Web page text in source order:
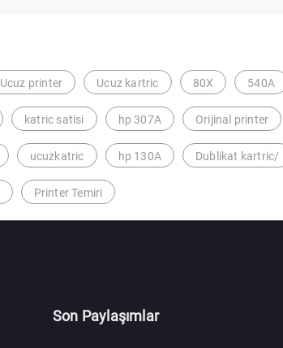
Ucuz printer Ucuz kartric 80X 540A
katric satisi hp 307A Orijinal printer
ucuzkatric hp 130A Dublikat kartric/
Printer Temiri
Son Paylaşımlar